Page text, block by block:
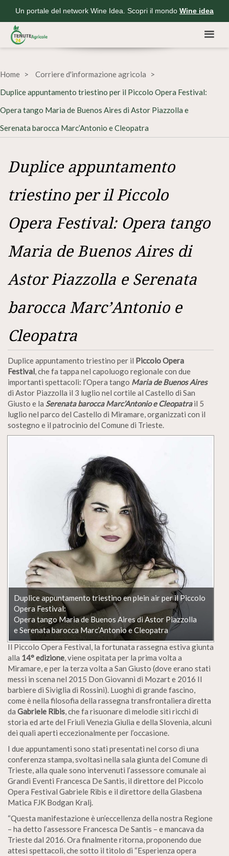
Un portale del network Wine Idea. Scopri il mondo Wine idea
Home
Corriere d'informazione agricola
Duplice appuntamento triestino per il Piccolo Opera Festival:
Opera tango Maria de Buenos Aires di Astor Piazzolla e
Serenata barocca Marc’Antonio e Cleopatra
Duplice appuntamento
triestino per il Piccolo
Opera Festival: Opera tango
Maria de Buenos Aires di
Astor Piazzolla e Serenata
barocca Marc’Antonio e
Cleopatra
Duplice appuntamento triestino per il Piccolo Opera
Festival, che fa tappa nel capoluogo regionale con due
importanti spettacoli: l’Opera tango Maria de Buenos Aires
di Astor Piazzolla il 3 luglio nel cortile al Castello di San
Giusto e la Serenata barocca Marc’Antonio e Cleopatrail 5
luglio nel parco del Castello di Miramare, organizzati con il
sostegno e il patrocinio del Comune di Trieste.
Duplice appuntamento triestino en plein air per il Piccolo
Opera Festival:
Opera tango Maria de Buenos Aires di Astor Piazzolla
e Serenata barocca Marc’Antonio e Cleopatra
Il Piccolo Opera Festival, la fortunata rassegna estiva giunta
alla 14° edizione, viene ospitata per la prima volta a
Miramare, e per la terza volta a San Giusto (dove erano stati
messi in scena nel 2015 Don Giovanni di Mozart e 2016 Il
barbiere di Siviglia di Rossini). Luoghi di grande fascino,
come è nella filosofia della rassegna transfrontaliera diretta
da Gabriele Ribis, che fa risuonare di melodie siti ricchi di
storia ed arte del Friuli Venezia Giulia e della Slovenia, alcuni
dei quali aperti eccezionalmente per l’occasione.
I due appuntamenti sono stati presentati nel corso di una
conferenza stampa, svoltasi nella sala giunta del Comune di
Trieste, alla quale sono intervenuti l’assessore comunale ai
Grandi Eventi Francesca De Santis, il direttore del Piccolo
Opera Festival Gabriele Ribis e il direttore della Glasbena
Matica FJK Bodgan Kralj.
“Questa manifestazione è un’eccellenza della nostra Regione
– ha detto l’assessore Francesca De Santis – e mancava da
Trieste dal 2016. Ora finalmente ritorna, proponendo due
attesi spettacoli, che sotto il titolo di “Esperienza opera